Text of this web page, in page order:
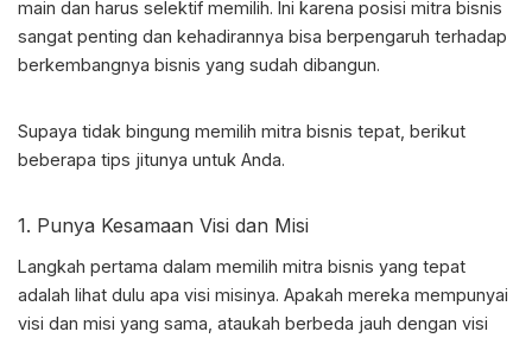
main dan harus selektif memilih. Ini karena posisi mitra bisnis
sangat penting dan kehadirannya bisa berpengaruh terhadap
berkembangnya bisnis yang sudah dibangun.
Supaya tidak bingung memilih mitra bisnis tepat, berikut
beberapa tips jitunya untuk Anda.
1. Punya Kesamaan Visi dan Misi
Langkah pertama dalam memilih mitra bisnis yang tepat
adalah lihat dulu apa visi misinya. Apakah mereka mempunyai
visi dan misi yang sama, ataukah berbeda jauh dengan visi